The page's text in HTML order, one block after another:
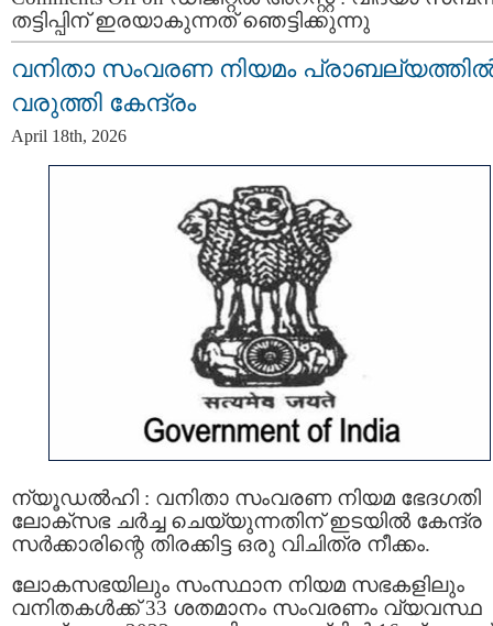
തട്ടിപ്പിന്‌ ഇരയാകുന്നത്‌ ഞെട്ടിക്കുന്നു
വനിതാ സംവരണ നിയമം
വരുത്തി കേന്ദ്രം
April 18th, 2026
ന്യൂഡൽഹി : വനിതാ സംവരണ നിയമ ഭേദഗതി
ലോക്‌സഭ ചർച്ച ചെയ്യുന്നതിന് ഇടയിൽ കേന്ദ്ര
സർക്കാരിന്റെ തിരക്കിട്ട ഒരു വിചിത്ര നീക്കം.
ലോകസഭയിലും സംസ്ഥാന നിയമ സഭകളിലും
വനിതകൾക്ക് 33 ശതമാനം സംവരണം വ്യവസ്ഥ